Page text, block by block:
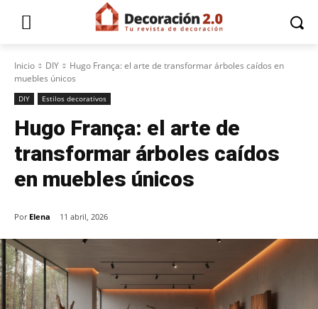
Inicio DIY
Hugo França: el arte de transformar árboles caídos en
muebles únicos
DIY Estilos decorativos
Hugo França: el arte de
transformar árboles caídos
en muebles únicos
Por Elena 11 abril, 2026